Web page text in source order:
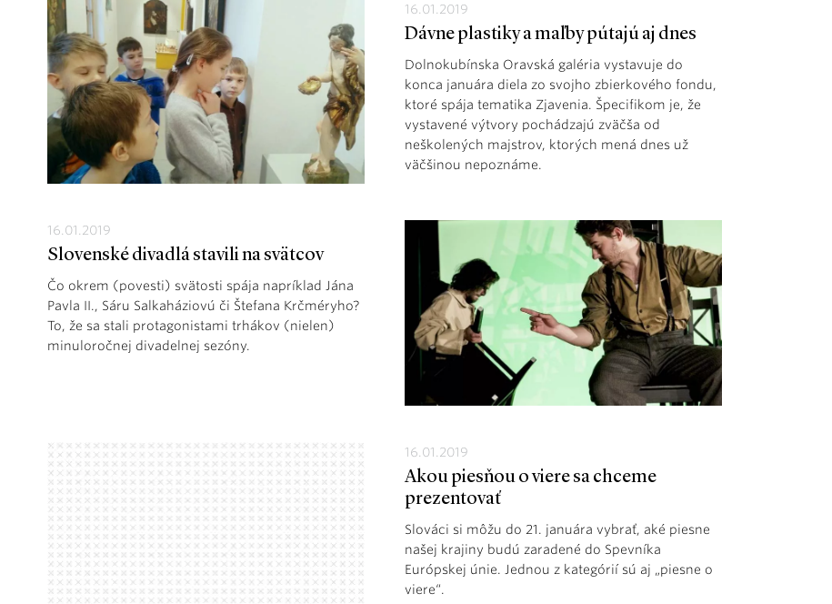
16.01.2019
Dávne plastiky a maľby pútajú aj dnes
Dolnokubínska Oravská galéria vystavuje do
konca januára diela zo svojho zbierkového fondu,
ktoré spája tematika Zjavenia. Špecifikom je, že
vystavené výtvory pochádzajú zväčša od
neškolených majstrov, ktorých mená dnes už
väčšinou nepoznáme.
16.01.2019
Slovenské divadlá stavili na svätcov
Čo okrem (povesti) svätosti spája napríklad Jána
Pavla II., Sáru Salkaháziovú či Štefana Krčméryho?
To, že sa stali protagonistami trhákov (nielen)
minuloročnej divadelnej sezóny.
16.01.2019
Akou piesňou o viere sa chceme
prezentovať
Slováci si môžu do 21. januára vybrať, aké piesne
našej krajiny budú zaradené do Spevníka
Európskej únie. Jednou z kategórií sú aj „piesne o
viere“.